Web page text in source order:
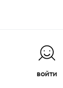
ВОЙТИ